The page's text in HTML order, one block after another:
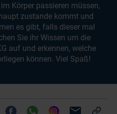
Körper passieren müssen,
zustande kommt und
es gibt, falls dieser mal
Sie ihr Wissen um die
auf und erkennen, welche
können. Viel Spaß!